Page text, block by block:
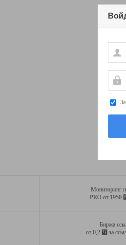
Мониторинг
PRO от 1950
Биржа
от 0,2 ⃏ за